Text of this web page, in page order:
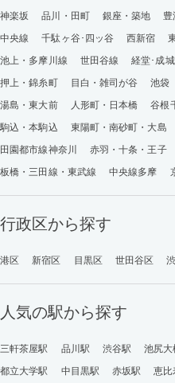
神楽坂
品川・田町 銀座・築地 豊
中央線
千駄ヶ谷･四ッ谷 西新宿
池上・多摩川線
世田谷線 経堂･成城
押上・錦糸町
目白・雑司が谷 池袋
湯島・東大前
人形町・日本橋 谷根
駒込・本駒込
東陽町・南砂町・大島
田園都市線神奈川
赤羽・十条・王子
板橋・三田線・東武線
中央線多摩
行政区から探す
港区 新宿区 目黒区 世田谷区
人気の駅から探す
三軒茶屋駅 品川駅 渋谷駅 池尻大
都立大学駅
中目黒駅 赤坂駅 恵比